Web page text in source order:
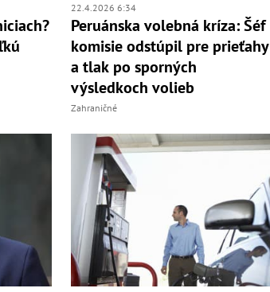
22.4.2026 6:34
Peruánska volebná kríza: Šéf
komisie odstúpil pre prieťahy
a tlak po sporných
výsledkoch volieb
Zahraničné